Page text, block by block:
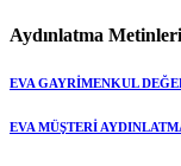
Aydınlatma Metinleri
EVA GAYRİMENKUL
EVA MÜŞTERİ